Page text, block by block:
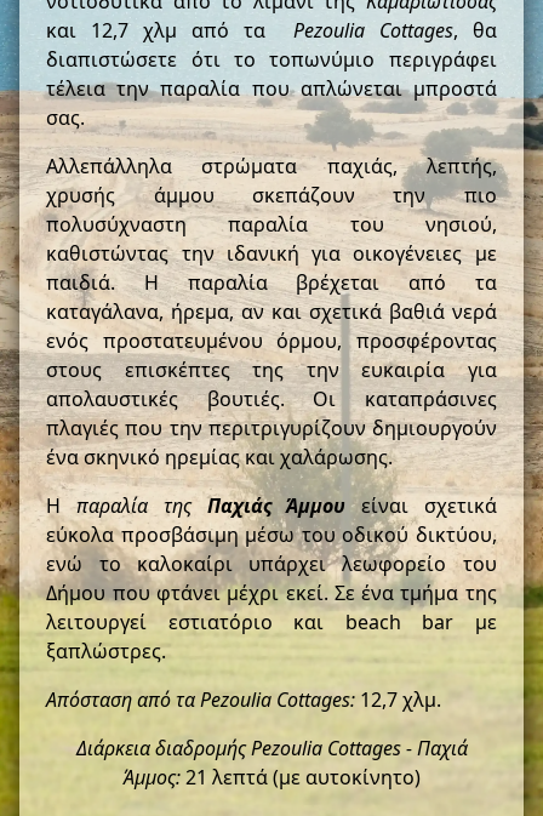
και 12,7 χλμ από ταPezoulia Cottages, θα
διαπιστώσετε ότι το τοπωνύμιο περιγράφει
τέλεια την παραλία που απλώνεται μπροστά
σας.
Αλλεπάλληλα στρώματα παχιάς, λεπτής,
χρυσής άμμου σκεπάζουν την πιο
πολυσύχναστη παραλία του νησιού,
καθιστώντας την ιδανική για οικογένειες με
παιδιά. Η παραλία βρέχεται από τα
καταγάλανα, ήρεμα, αν και σχετικά βαθιά νερά
ενός προστατευμένου όρμου, προσφέροντας
στους επισκέπτες της την ευκαιρία για
απολαυστικές βουτιές. Οι καταπράσινες
πλαγιές που την περιτριγυρίζουν δημιουργούν
ένα σκηνικό ηρεμίας και χαλάρωσης.
Ηπαραλία της Παχιάς Άμμου είναι σχετικά
εύκολα προσβάσιμη μέσω του οδικού δικτύου,
ενώ το καλοκαίρι υπάρχει λεωφορείο του
Δήμου που φτάνει μέχρι εκεί. Σε ένα τμήμα της
λειτουργεί εστιατόριο και beach bar με
ξαπλώστρες.
Απόσταση από τα Pezoulia Cottages: 12,7 χλμ.
Διάρκεια διαδρομής Pezoulia Cottages - Παχιά
Άμμος:21 λεπτά (με αυτοκίνητο)